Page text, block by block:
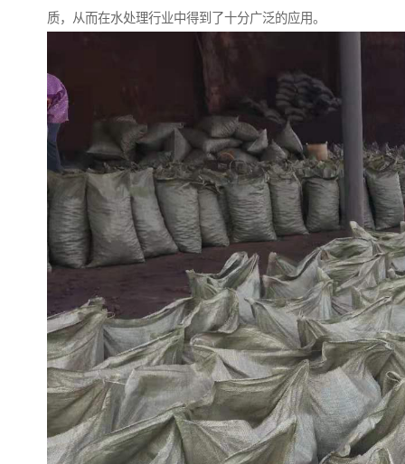
质，从而在水处理行业中得到了十分广泛的应用。